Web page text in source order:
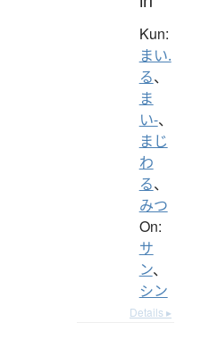
Kun:
まい.
る、
ま
い-、
まじ
わ
る、
みつ
On:
サ
ン、
シン
Details ▸